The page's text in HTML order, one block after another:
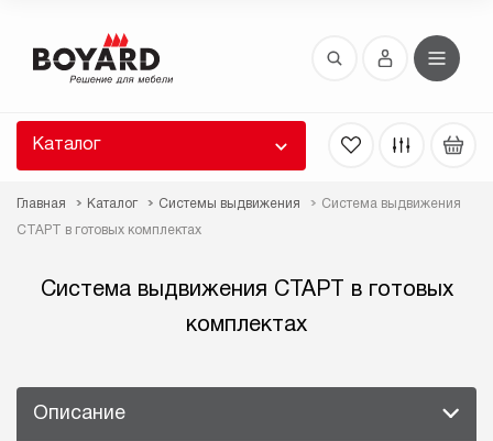
Каталог
Главная Каталог Системы выдвижения Система выдвижения
СТАРТ в готовых комплектах
Система выдвижения СТАРТ в готовых
комплектах
Описание
Восстановление пароля
высланы вам по E-Mail.
ссылку для восстановления